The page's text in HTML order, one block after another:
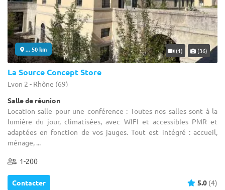
... 50 km (1) (36)
La Source Concept Store
Lyon 2 - Rhône (69)
Salle de réunion
Location salle pour une conférence : Toutes nos salles sont à la
lumière du jour, climatisées, avec WIFI et accessibles PMR et
adaptées en fonction de vos jauges. Tout est intégré : accueil,
ménage, ...
1-200
Contacter 5.0 (4)